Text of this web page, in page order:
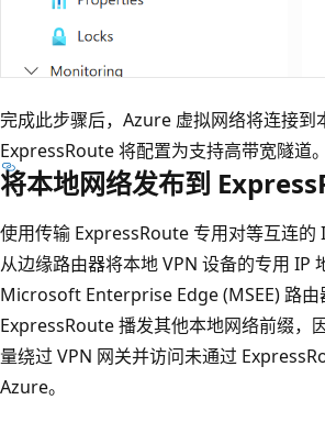
完成此步骤后，Azure 虚拟网络将连接到
ExpressRoute 将配置为支持高带宽隧道。
将本地网络发布到
使用传输 ExpressRoute 专用对等互连的
从边缘路由器将本地 VPN 设备的专用 IP
Microsoft Enterprise Edge (MSEE) 路由
ExpressRoute 播发其他本地网络前缀，
量绕过 VPN 网关并访问未通过
Azure。